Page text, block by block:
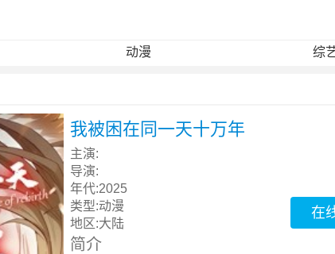
动漫 综
我被困在同一天十万年
主演:
导演:
年代:2025
类型:动漫
地区:大陆
在
简介